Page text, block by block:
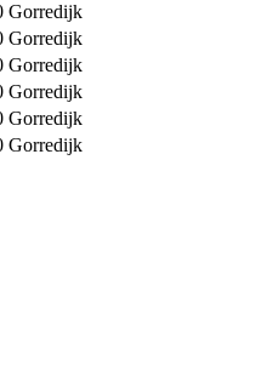
Gorredijk
Gorredijk
Gorredijk
Gorredijk
Gorredijk
Gorredijk